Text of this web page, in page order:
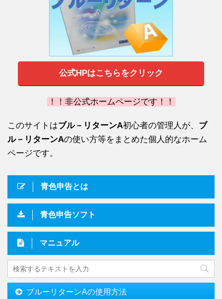
公式HPはこちらをクリック
！！非公式ホームページです！！
このサイトはブル－リターンA初心者の管理人が、 ブ
ル－リターンAの使い方等をまとめた個人的なホーム
ページです。
青色申告とは
青色申告ソフト
マニュアル
ブルーリターンAの使用方法